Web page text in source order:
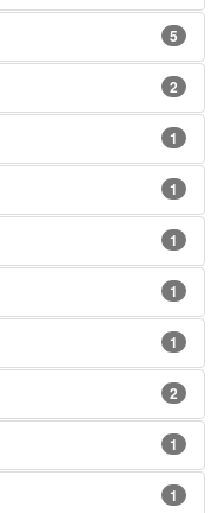
5
2
1
1
1
1
1
2
1
1